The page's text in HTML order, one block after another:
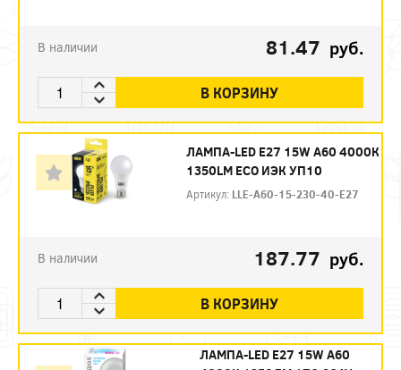
В наличии 81.47 руб.
В КОРЗИНУ
ЛАМПА-LED E27 15W A60 4000К
1350LM ЕСО ИЭК УП10
Артикул: LLE-A60-15-230-40-E27
В наличии 187.77 руб.
В КОРЗИНУ
ЛАМПА-LED E27 15W A60